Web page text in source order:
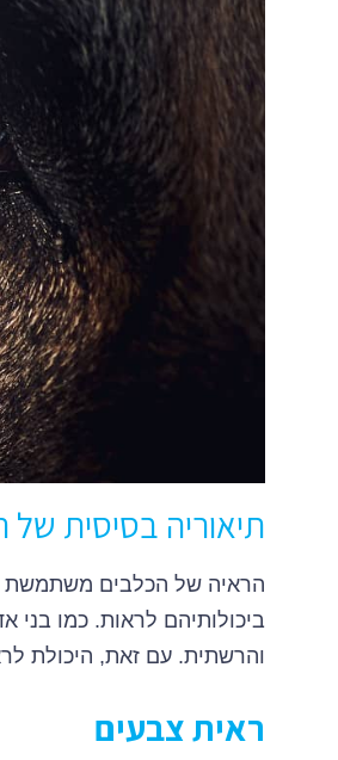
תיאוריה בסיסית
הראיה של הכלבים משתמשת
ביכולותיהם לראות. כמו בני
והרשתית. עם זאת, היכולת
ראית צבעים